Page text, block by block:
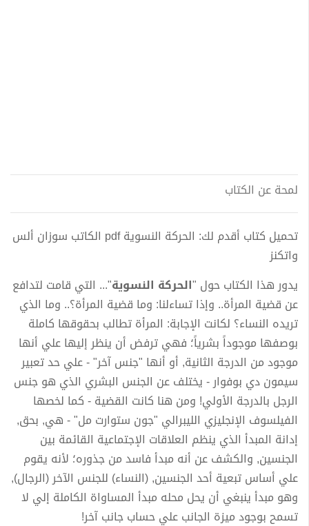
لمحة عن الكتاب
تحميل كتاب أقدم لك: الحركة النسوية pdf الكاتب سوزان ألس
واتكنز
يدور هذا الكتاب حول "الحركة النسوية"... التي قامت لتدافع
عن قضية المرأة.. وإذا تساءلنا: وما قضية المرأة؟.. وما الذي
تريده النساء؟ لكانت الإجابة: المرأة تطالب بحقوقها كاملة
بوصفها موجوداً بشرياً؛ فهي ترفض أن ينظر إليها علي أنها
موجود من الدرجة الثانية, أو أنها "جنس آخر" - علي حد تعبير
سيمون دي بوفوار - يختلف عن الجنس البشري الذي هو جنس
الرجل بالدرجة الأولي! ومن هنا كانت القضية - كما لخصها
الفيلسوف الإنجليزي الليبرالي "جون ستوارت مل" - هي, بحق,
إدانة المبدأ الذي ينظم العلاقات الإجتماعية القائمة بين
الجنسين, والكشف عن أنه مبدأ فاسد من جذوره؛ لأنه يقوم
علي أساس تبعية أحد الجنسين, (النساء) للجنس الآخر (الرجال),
وهو مبدأ ينبغي أن يحل محله مبدأ المساواة الكاملة إلي لا
تسمح بوجود ميزة الجانب علي حساب جانب آخر!